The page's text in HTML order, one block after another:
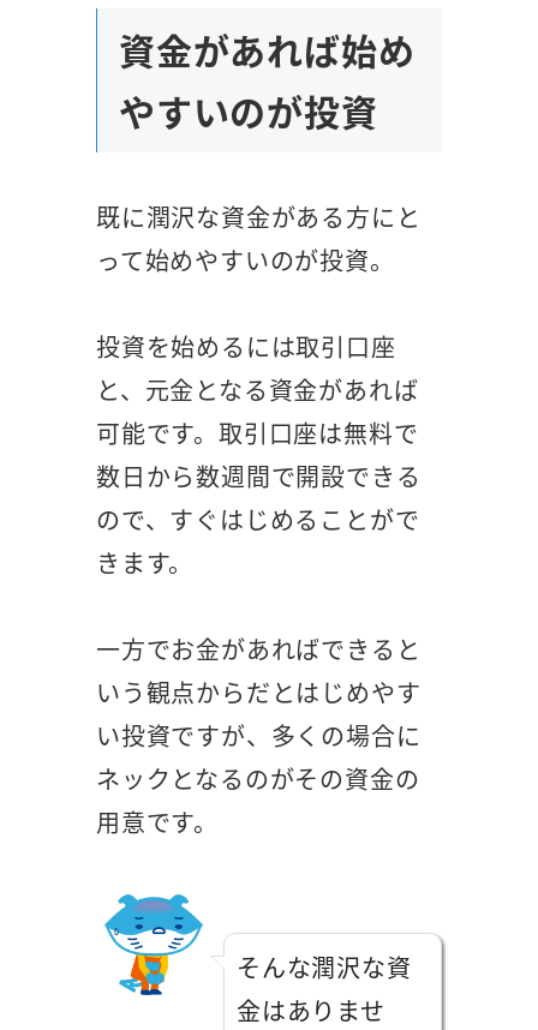
資金があれば始め
やすいのが投資
既に潤沢な資金がある方にと
って始めやすいのが投資。
投資を始めるには取引口座
と、元金となる資金があれば
可能です。取引口座は無料で
数日から数週間で開設できる
ので、すぐはじめることがで
きます。
一方でお金があればできると
いう観点からだとはじめやす
い投資ですが、多くの場合に
ネックとなるのがその資金の
用意です。
そんな潤沢な資
金はありませ